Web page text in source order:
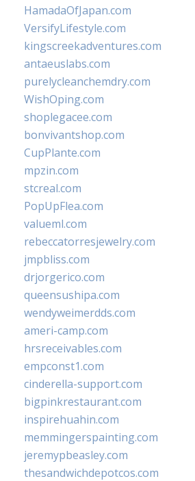
HamadaOfJapan.com
VersifyLifestyle.com
kingscreekadventures.com
antaeuslabs.com
purelycleanchemdry.com
WishOping.com
shoplegacee.com
bonvivantshop.com
CupPlante.com
mpzin.com
stcreal.com
PopUpFlea.com
valueml.com
rebeccatorresjewelry.com
jmpbliss.com
drjorgerico.com
queensushipa.com
wendyweimerdds.com
ameri-camp.com
hrsreceivables.com
empconst1.com
cinderella-support.com
bigpinkrestaurant.com
inspirehuahin.com
memmingerspainting.com
jeremypbeasley.com
thesandwichdepotcos.com